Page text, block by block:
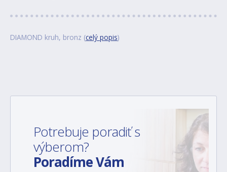
DIAMOND kruh, bronz (celý popis)
Potrebuje poradiť s
výberom?
Poradíme Vám